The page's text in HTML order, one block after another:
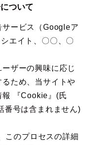
ついて
ービス（Googleア
エイト、〇〇、〇
ザーの興味に応じ
ため、当サイトや
報 『Cookie』(氏
番号は含まれません)
このプロセスの詳細